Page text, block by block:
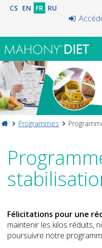
CS EN FR RU
Programmes
Félicitations pour une
maintenir les kilos réduits,
poursuivre notre